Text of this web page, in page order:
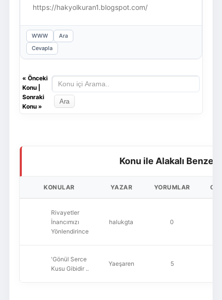
https://hakyolkuran1.blogspot.com/
WWW
Ara
Cevapla
« Önceki
Konu|
Sonraki
Konu»
Konu ile Alakalı Benzer
KONULAR YAZAR YORUMLAR
Rivayetler
İnancımızı
Yönlendirince
halukgta 0
'Gönül Serce
Kusu Gibidir ..
Yaeşaren 5